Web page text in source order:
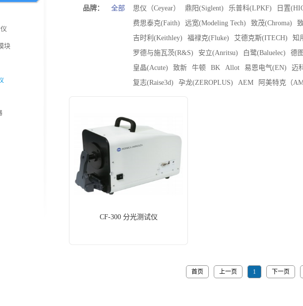
块
品牌： 全部 思仪（Ceyear） 鼎阳(Siglent) 乐普科(LPKF)
日置
费思泰克(Faith)
远宽(Modeling Tech) 致茂(Chroma)
吉时利(Keithley)
福禄克(Fluke) 艾德克斯(ITECH)
知
罗德与施瓦茨(R&S)
安立(Anritsu) 白鹭(Baluelec)
德
皇晶(Acute)
致新 牛顿 BK Allot 易恩电气(EN)
迈
复志(Raise3d)
孕龙(ZEROPLUS) AEM 阿美特克（
CF-300 分光测试仪
首页 上一页 1 下一页